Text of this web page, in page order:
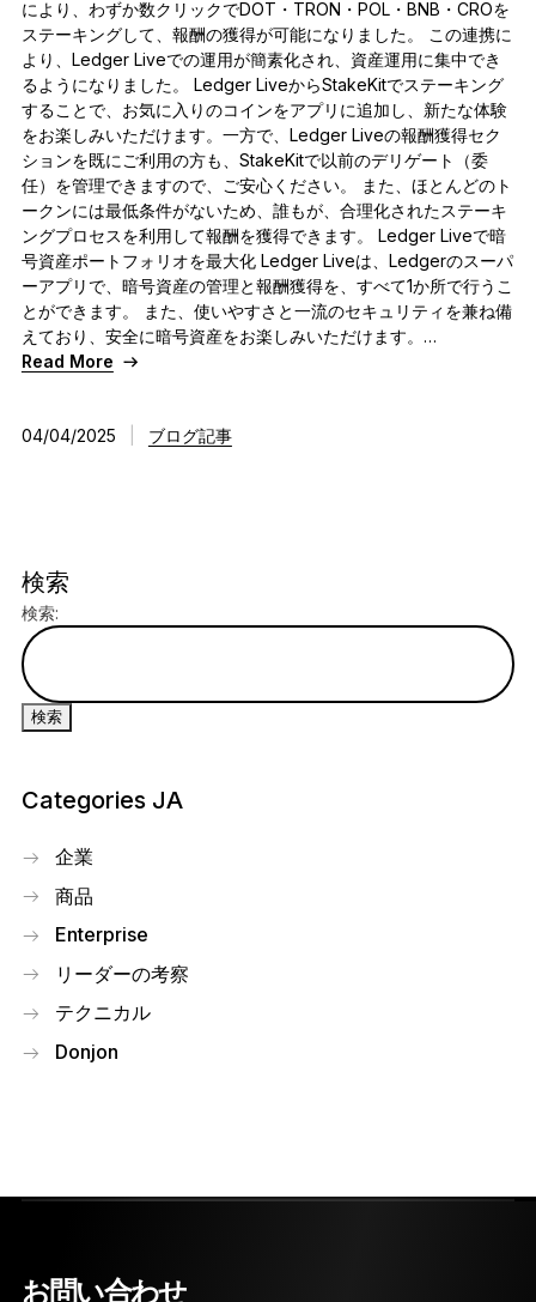
により、わずか数クリックでDOT・TRON・POL・BNB・CROを
ステーキングして、報酬の獲得が可能になりました。 この連携に
より、Ledger Liveでの運用が簡素化され、資産運用に集中でき
るようになりました。 Ledger LiveからStakeKitでステーキング
することで、お気に入りのコインをアプリに追加し、新たな体験
をお楽しみいただけます。一方で、Ledger Liveの報酬獲得セク
ションを既にご利用の方も、StakeKitで以前のデリゲート（委
任）を管理できますので、ご安心ください。 また、ほとんどのト
ークンには最低条件がないため、誰もが、合理化されたステーキ
ングプロセスを利用して報酬を獲得できます。 Ledger Liveで暗
号資産ポートフォリオを最大化 Ledger Liveは、Ledgerのスーパ
ーアプリで、暗号資産の管理と報酬獲得を、すべて1か所で行うこ
とができます。 また、使いやすさと一流のセキュリティを兼ね備
えており、安全に暗号資産をお楽しみいただけます。…
Read More
04/04/2025 ブログ記事
検索
検索:
Categories JA
企業
商品
Enterprise
リーダーの考察
テクニカル
Donjon
お問い合わせ